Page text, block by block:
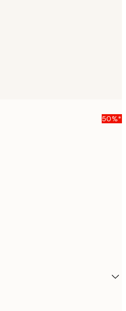
50%*